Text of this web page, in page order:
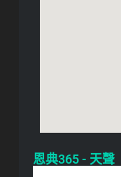
恩典365 - 天聲